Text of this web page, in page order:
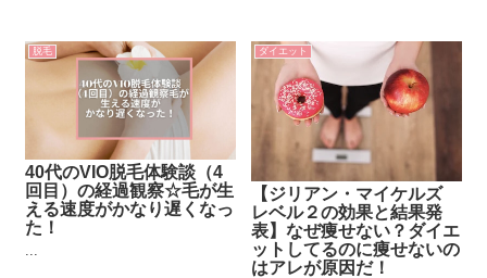
脱毛
40代のVIO脱毛体験談（4
回目）の経過観察☆毛が生
える速度がかなり遅くなっ
た！
...
ダイエット
【ジリアン・マイケルズ
レベル２の効果と結果発
表】なぜ痩せない？ダイエ
ットしてるのに痩せないの
はアレが原因だ！